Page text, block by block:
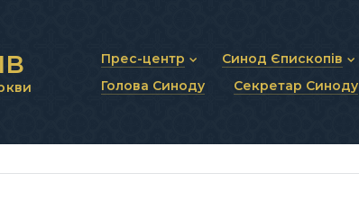
Прес-центр
Новини та анонси
Синод Єпископів
Статут Синоду
Синодальні органи
Голова Синоду Секретар Синоду